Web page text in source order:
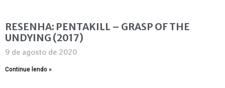
RESENHA: PENTAKILL – GRASP OF THE
UNDYING (2017)
9 de agosto de 2020
Continue lendo »